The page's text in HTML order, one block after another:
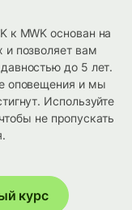
к MWK основан на
позволяет вам
до 5 лет.
оповещения и мы
Используйте
не пропускать
курс